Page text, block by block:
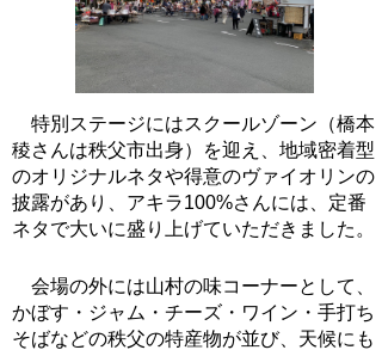
特別ステージにはスクールゾーン（橋本
稜さんは秩父市出身）を迎え、地域密着型
のオリジナルネタや得意のヴァイオリンの
披露があり、アキラ100%さんには、定番
ネタで大いに盛り上げていただきました。
会場の外には山村の味コーナーとして、
かぼす・ジャム・チーズ・ワイン・手打ち
そばなどの秩父の特産物が並び、天候にも